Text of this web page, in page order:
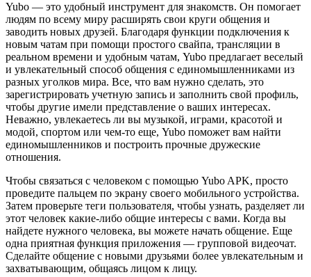
Yubo — это удобный инструмент для знакомств. Он помогает
людям по всему миру расширять свои круги общения и
заводить новых друзей. Благодаря функции подключения к
новым чатам при помощи простого свайпа, трансляции в
реальном времени и удобным чатам, Yubo предлагает веселый
и увлекательный способ общения с единомышленниками из
разных уголков мира. Все, что вам нужно сделать, это
зарегистрировать учетную запись и заполнить свой профиль,
чтобы другие имели представление о ваших интересах.
Неважно, увлекаетесь ли вы музыкой, играми, красотой и
модой, спортом или чем-то еще, Yubo поможет вам найти
единомышленников и построить прочные дружеские
отношения.
Чтобы связаться с человеком с помощью Yubo APK, просто
проведите пальцем по экрану своего мобильного устройства.
Затем проверьте теги пользователя, чтобы узнать, разделяет ли
этот человек какие-либо общие интересы с вами. Когда вы
найдете нужного человека, вы можете начать общение. Еще
одна приятная функция приложения — групповой видеочат.
Сделайте общение с новыми друзьями более увлекательным и
захватывающим, общаясь лицом к лицу.